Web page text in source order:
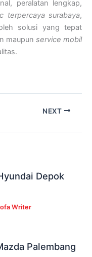
peralatan lengkap,
terpercaya surabaya,
solusi yang tepat
maupun service mobil
NEXT
Depok
Writer
Palembang